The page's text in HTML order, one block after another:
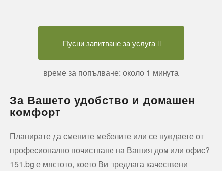
Пусни запитване за услуга
време за попълване: около 1 минута
За Вашето удобство и домашен
комфорт
Планирате да смените мебелите или се нуждаете от
професионално почистване на Вашия дом или офис?
151.bg е мястото, което Ви предлага качествени